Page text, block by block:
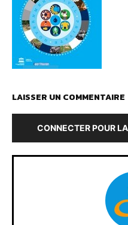
LAISSER UN COMMENTAIRE
CONNECTER POUR